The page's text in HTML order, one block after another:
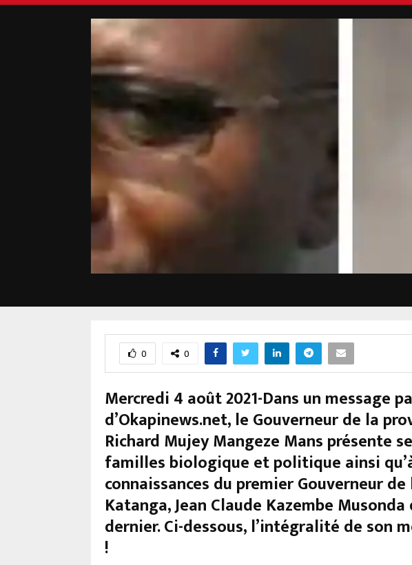
0 0
Mercredi 4 août 2021-Dans un message
d’Okapinews.net, le Gouverneur de la
Richard Mujey Mangeze Mans présente
familles biologique et politique ainsi
connaissances du premier Gouverneur
Katanga, Jean Claude Kazembe
dernier. Ci-dessous, l’intégralité de son
!